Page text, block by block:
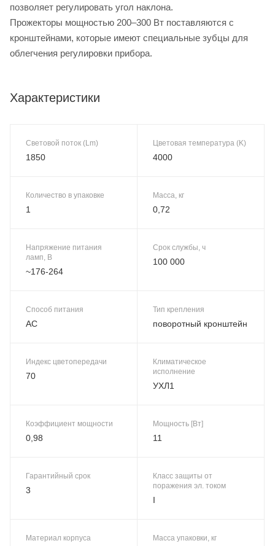
позволяет регулировать угол наклона.
Прожекторы мощностью 200–300 Вт поставляются с
кронштейнами, которые имеют специальные зубцы для
облегчения регулировки прибора.
Характеристики
Световой поток (Lm)
1850
Цветовая температура (K)
4000
Количество в упаковке
1
Масса, кг
0,72
Напряжение питания
ламп, В
~176-264
Срок службы, ч
100 000
Способ питания
AC
Тип крепления
поворотный кронштейн
Индекс цветопередачи
70
Климатическое
исполнение
УХЛ1
Коэффициент мощности
0,98
Мощность [Вт]
11
Гарантийный срок
3
Класс защиты от
поражения эл. током
I
Материал корпуса Масса упаковки, кг